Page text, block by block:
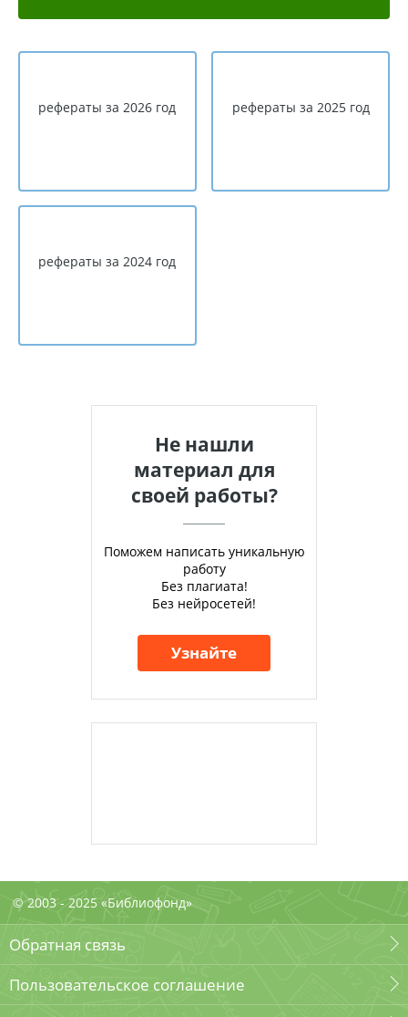
рефераты за 2026 год рефераты за 2025 год
рефераты за 2024 год
Не нашли
материал для
своей работы?
Поможем написать уникальную
работу
Без плагиата!
Без нейросетей!
Узнайте
© 2003 - 2025 «Библиофонд»
Обратная связь
Пользовательское соглашение